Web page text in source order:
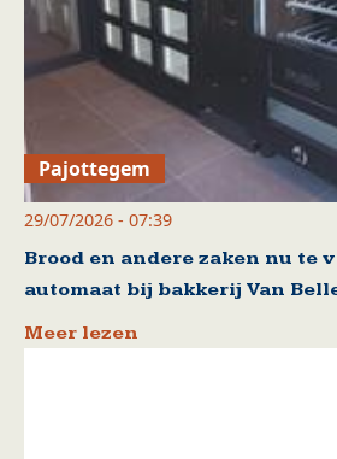
Pajottegem
29/07/2026 - 07:39
Brood en andere zaken nu te
automaat bij bakkerij Van
Meer lezen